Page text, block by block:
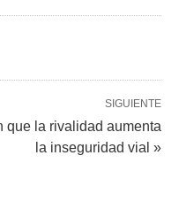
SIGUIENTE
que la rivalidad aumenta
la inseguridad vial »